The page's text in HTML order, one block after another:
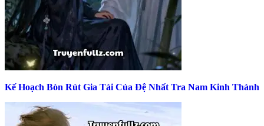
Kế Hoạch Bòn Rút Gia Tài Của Đệ Nhất Tra Nam Kinh Thành